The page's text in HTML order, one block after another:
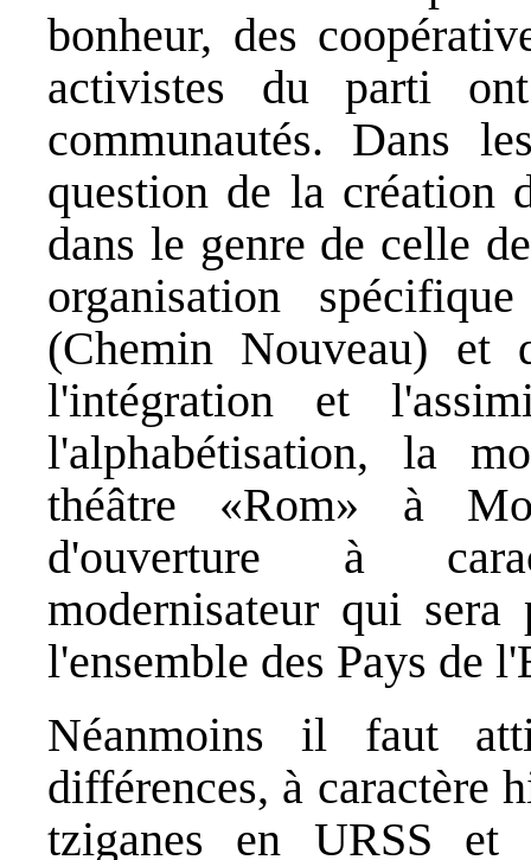
bonheur, des
activistes du parti
communautés. Dans
question de la création
dans le genre de celle
organisation
(Chemin Nouveau)
l'intégration et
l'alphabétisation, la
théâtre «Rom» à
d'ouverture à
modernisateur qui
l'ensemble des Pays de
Néanmoins il faut
différences, à caractère
tziganes en URSS